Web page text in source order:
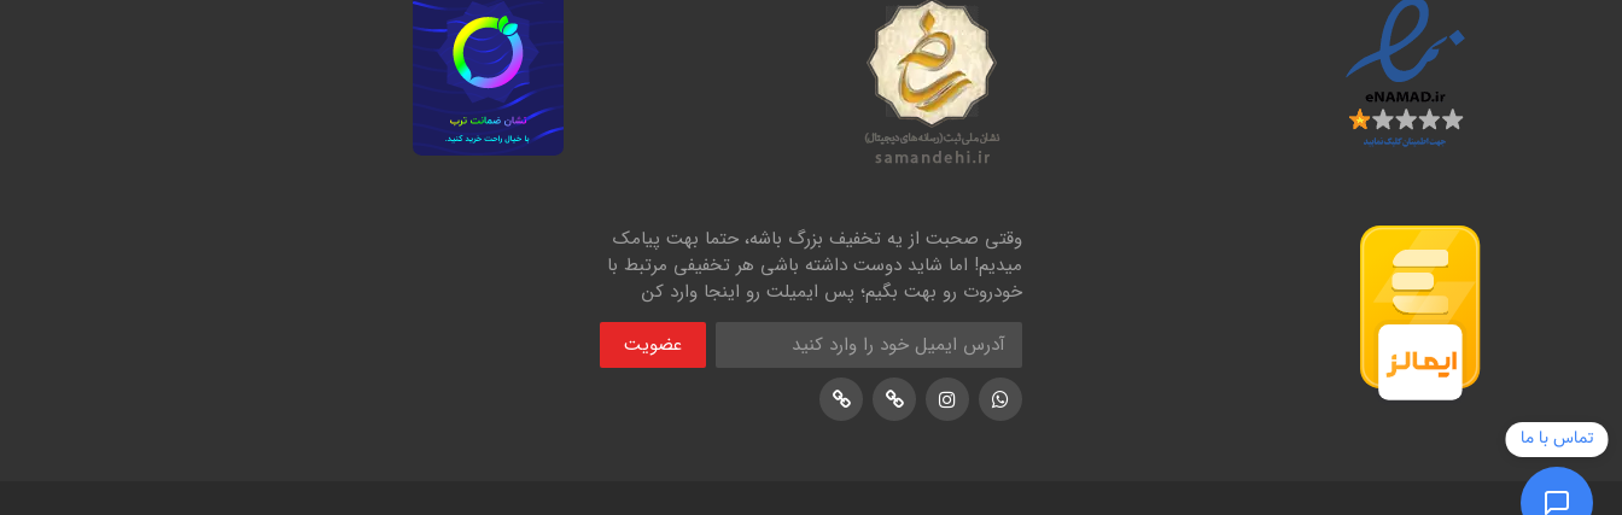
وقتی صحبت از یه تخفیف بزرگ باشه، حتما بهت پیامک
میدیم! اما شاید دوست داشته باشی هر تخفیفی مرتبط با
خودروت رو بهت بگیم؛ پس ایمیلت رو اینجا وارد کن
عضویت
پشتیبانی واتساپ
اینستاگراملوکیشن در نشان
لوکیشن در بلد
تماس با ما